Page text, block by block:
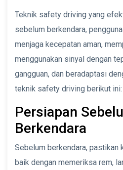
Teknik safety driving yang
sebelum berkendara,
menjaga kecepatan aman,
menggunakan sinyal dengan
gangguan, dan beradaptasi
teknik safety driving berikut ini:
Persiapan
Berkendara
Sebelum berkendara, pastikan
baik dengan memeriksa rem,